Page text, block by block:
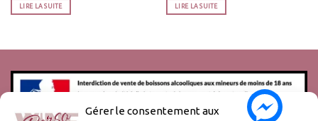
Gérer le consentement aux
LIRE LA SUITE LIRE LA SUITE